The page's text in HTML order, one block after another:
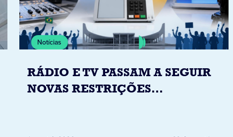
Notícias
RÁDIO E TV PASSAM A SEGUIR
NOVAS RESTRIÇÕES